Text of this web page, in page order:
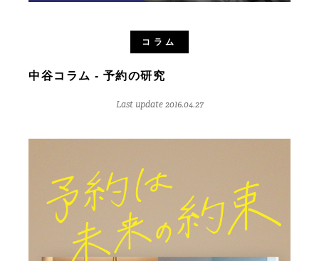
コラム
中谷コラム - 予約の研究
Last update 2016.04.27